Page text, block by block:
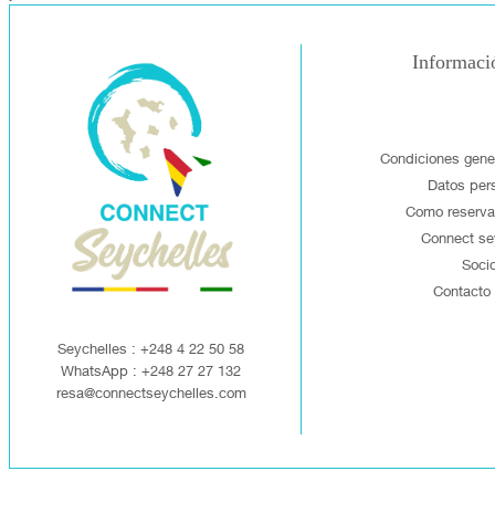
Seychelles : +248 4 22 50 58
WhatsApp : +248 27 27 132
resa@connectseychelles.com
Condiciones
Datos
Como
Connect
Contacto